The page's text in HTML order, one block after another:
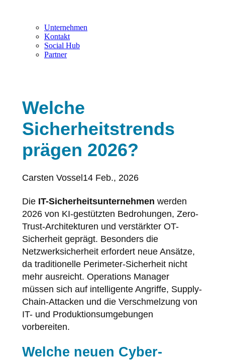
Unternehmen
Kontakt
Social Hub
Partner
Welche
Sicherheitstrends
prägen 2026?
Posted
Carsten Vossel14 Feb., 2026
Die IT-Sicherheitsunternehmen werden
2026 von KI-gestützten Bedrohungen, Zero-
Trust-Architekturen und verstärkter OT-
Sicherheit geprägt. Besonders die
Netzwerksicherheit erfordert neue Ansätze,
da traditionelle Perimeter-Sicherheit nicht
mehr ausreicht. Operations Manager
müssen sich auf intelligente Angriffe, Supply-
Chain-Attacken und die Verschmelzung von
IT- und Produktionsumgebungen
vorbereiten.
Welche neuen Cyber-